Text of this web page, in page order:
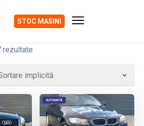
STOC MASINI
rezultate